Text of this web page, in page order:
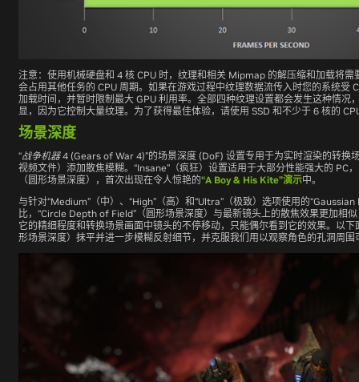
注意：使用机械硬盘和 4 核 CPU 时，纹理和相关 Mipmap 的解压缩和加载将需
会占用其他任务的 CPU 周期。如果在游戏过程中纹理数据流传入时您的系统受
加载时间，并暂时限制最大 GPU 利用率。全部四种纹理设置都会发生这种情况
显，因为它控制大量纹理。为了获得最佳体验，请使用 SSD 和不少于 6 核的
场景深度
“战争机器4 (Gears of War 4)”的场景深度 (DoF) 设置专用于为实时渲染的转换
视频文件）添加散焦模糊。“Insane”（疯狂）设置适用于大部分性能强大的 PC
（圆形场景深度），首次出现在令人惊艳的“A Boy & His Kite”演示中。
与针对“Medium”（中）、“High”（高）和“Ultra”（极致）选项使用的
比，“Circle Depth of Field”（圆形场景深度）与最新镜头上的散焦效果更加相
它的精细程度和转换场景画面中镜头的不停移动，只能偶尔看到它的效果。以下
形场景深度）抹平并进一步模糊反射细节，并克服我们用以观察角色的孔洞周